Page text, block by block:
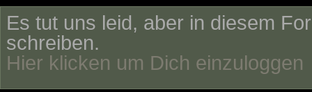
Es tut uns leid, aber in diesem
schreiben.
Hier klicken um Dich einzuloggen